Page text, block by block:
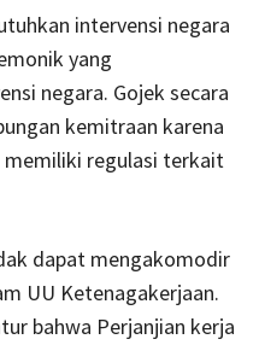
intervensi negara
yang
negara. Gojek secara
kemitraan karena
memiliki regulasi terkait
dapat mengakomodir
UU Ketenagakerjaan.
bahwa Perjanjian kerja